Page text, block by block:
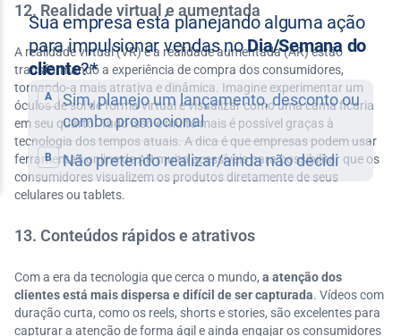
12. Realidade virtual e aumentada
A realidade virtual (VR) e a realidade aumentada (AR) estão
transformando a experiência de compra dos consumidores,
tornando-a mais atrativa e dinâmica. Imagine experimentar um
óculos de sol de forma virtual e visualizar como uma cama ficaria
em seu quarto. Tudo isso e muito mais é possível graças à
tecnologia dos tempos atuais. A dica é que empresas podem usar
ferramentas online de AR muito acessíveis para possibilitar que os
consumidores visualizem os produtos diretamente de seus
celulares ou tablets.
13. Conteúdos rápidos e atrativos
Com a era da tecnologia que cerca o mundo, a atenção dos
clientes está mais dispersa e difícil de ser capturada. Vídeos com
duração curta, como os reels, shorts e stories, são excelentes para
capturar a atenção de forma ágil e ainda engajar os consumidores